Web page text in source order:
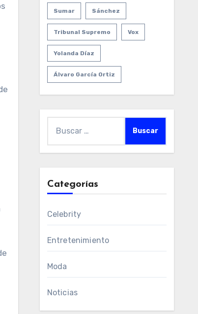
Sumar Sánchez
Tribunal Supremo Vox
Yolanda Díaz
Álvaro García Ortiz
Categorías
Celebrity
Entretenimiento
Moda
Noticias